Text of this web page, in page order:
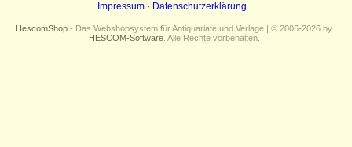
Impressum · Datenschutzerklärung
HescomShop - Das Webshopsystem für Antiquariate und Verlage | © 2006-2026 by
HESCOM-Software. Alle Rechte vorbehalten.